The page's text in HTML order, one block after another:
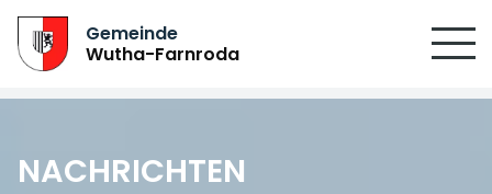
Gemeinde
Wutha-Farnroda
NACHRICHTEN